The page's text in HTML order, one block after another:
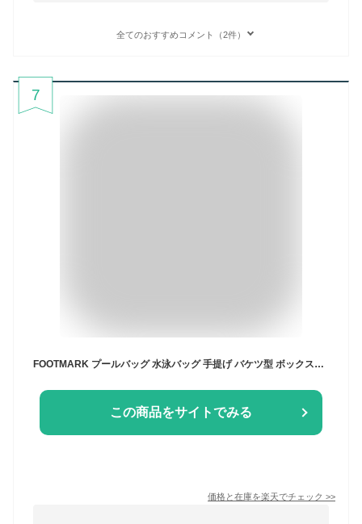
全てのおすすめコメント（2件）
7
FOOTMARK プールバッグ 水泳バッグ 手提げ バケツ型 ボックス2 ナイロン 軽量 記名欄付き 無地 キッズ 小学生 幼稚園 学校対応 スイムバッグ 101480 レトロデザイン やわらか素材 ビニールが苦手なお子さまにも安心 通園 通学 プール授業 水泳教室 男の子 女の子 人気 定番
この商品をサイトでみる
価格と在庫を楽天でチェック >>